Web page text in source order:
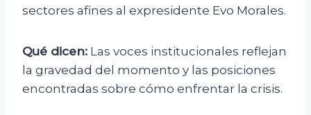
sectores afines al expresidente Evo Morales.
Qué dicen: Las voces institucionales reflejan
la gravedad del momento y las posiciones
encontradas sobre cómo enfrentar la crisis.